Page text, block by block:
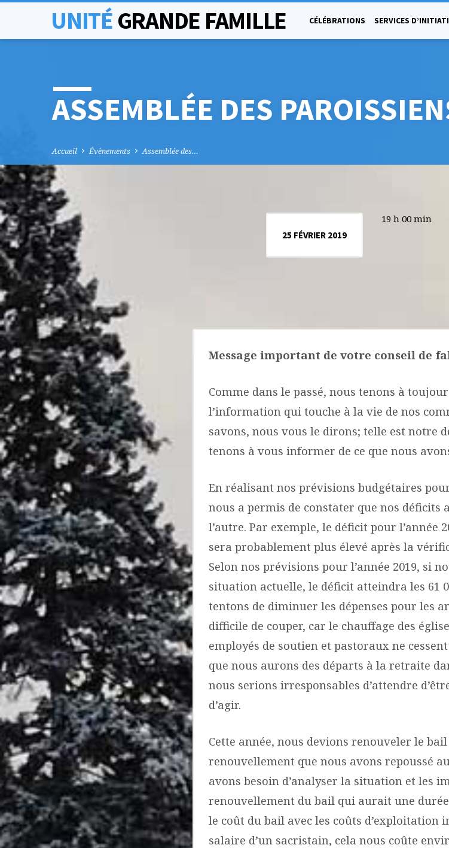
UNITÉ GRANDE FAMILLE CÉLÉBRATIONS SERVICES
ASSEMBLÉE DES
Accueil Évènements Assemblée des…
ASSEMBLÉE
DES
PAROISSIENS
25 FÉVRIER 2019
19 h 00 min
Message important de votre conseil de
Comme dans le passé, nous tenons à
l’information qui touche à la vie de nos
savons, nous vous le dirons; telle est notre
tenons à vous informer de ce que nous
En réalisant nos prévisions budgétaires
nous a permis de constater que nos déficits
l’autre. Par exemple, le déficit pour l’année
sera probablement plus élevé après la
Selon nos prévisions pour l’année 2019, si
situation actuelle, le déficit atteindra les 61
tentons de diminuer les dépenses pour les
difficile de couper, car le chauffage des
employés de soutien et pastoraux ne
que nous aurons des départs à la retraite
nous serions irresponsables d’attendre
d’agir.
Cette année, nous devions renouveler le bail
renouvellement que nous avons repoussé
avons besoin d’analyser la situation et les
renouvellement du bail qui aurait une
le coût du bail avec les coûts d’exploitation
salaire d’un sacristain, cela nous coûte